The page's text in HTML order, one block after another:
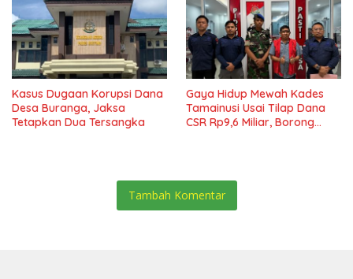
Kasus Dugaan Korupsi Dana
Desa Buranga, Jaksa
Tetapkan Dua Tersangka
Gaya Hidup Mewah Kades
Tamainusi Usai Tilap Dana
CSR Rp9,6 Miliar, Borong
Tambah Komentar